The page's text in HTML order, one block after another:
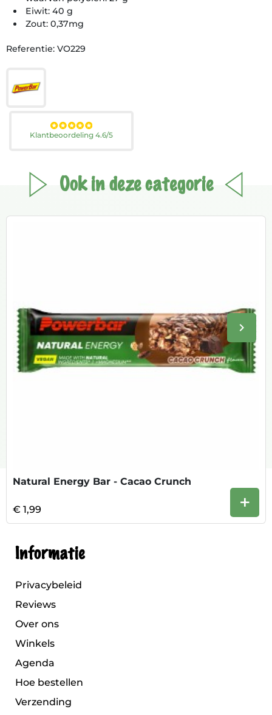
Eiwit: 40 g
Zout: 0,37mg
Referentie: VO229
Klantbeoordeling 4.6/5
Ook in deze categorie
keyboard_arrow_right
Natural Energy Bar - Cacao Crunch
€ 1,99 +
Informatie
Privacybeleid
Reviews
Over ons
Winkels
Agenda
Hoe bestellen
Verzending